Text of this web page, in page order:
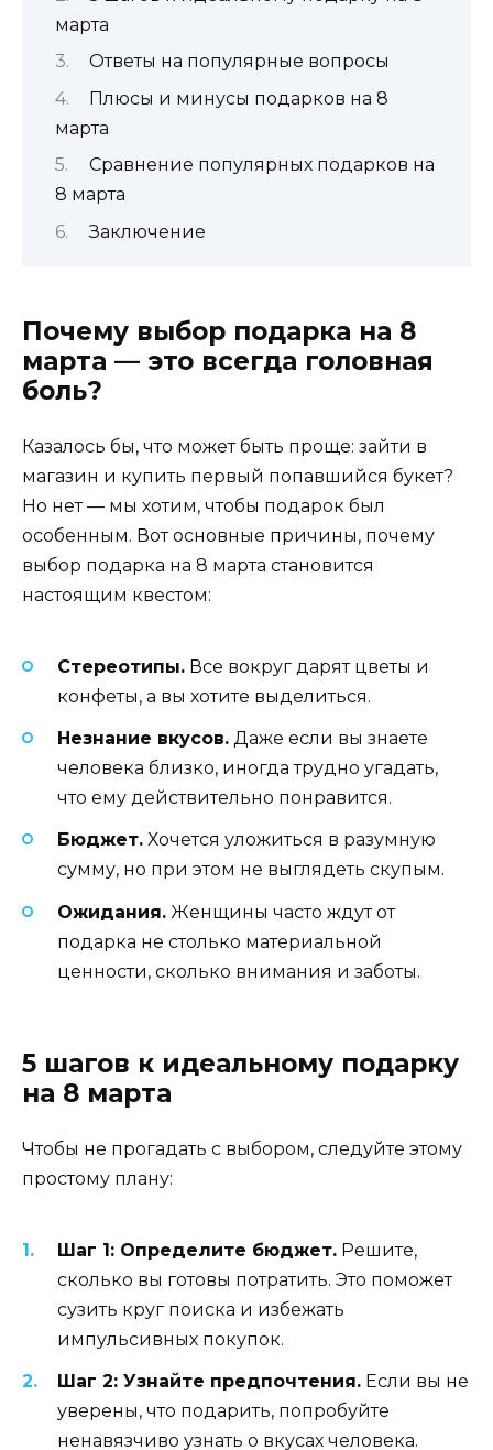
марта
Ответы на популярные вопросы
Плюсы и минусы подарков на 8
марта
Сравнение популярных подарков на
8 марта
Заключение
Почему выбор подарка на 8
марта — это всегда головная
боль?
Казалось бы, что может быть проще: зайти в
магазин и купить первый попавшийся букет?
Но нет — мы хотим, чтобы подарок был
особенным. Вот основные причины, почему
выбор подарка на 8 марта становится
настоящим квестом:
Стереотипы. Все вокруг дарят цветы и
конфеты, а вы хотите выделиться.
Незнание вкусов. Даже если вы знаете
человека близко, иногда трудно угадать,
что ему действительно понравится.
Бюджет. Хочется уложиться в разумную
сумму, но при этом не выглядеть скупым.
Ожидания. Женщины часто ждут от
подарка не столько материальной
ценности, сколько внимания и заботы.
5 шагов к идеальному подарку
на 8 марта
Чтобы не прогадать с выбором, следуйте этому
простому плану:
Шаг 1: Определите бюджет. Решите,
сколько вы готовы потратить. Это поможет
сузить круг поиска и избежать
импульсивных покупок.
Шаг 2: Узнайте предпочтения. Если вы не
уверены, что подарить, попробуйте
ненавязчиво узнать о вкусах человека.